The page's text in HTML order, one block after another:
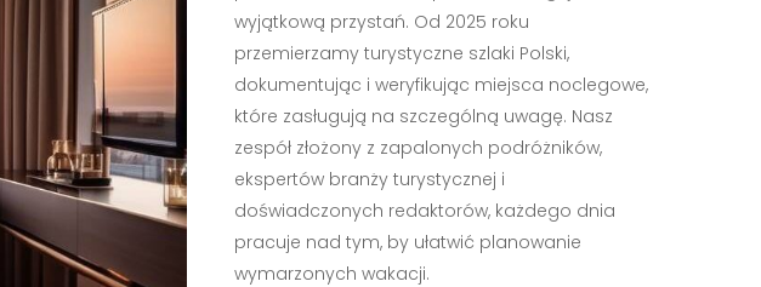
wyjątkową przystań. Od 2025 roku
przemierzamy turystyczne szlaki Polski,
dokumentując i weryfikując miejsca noclegowe,
które zasługują na szczególną uwagę. Nasz
zespół złożony z zapalonych podróżników,
ekspertów branży turystycznej i
doświadczonych redaktorów, każdego dnia
pracuje nad tym, by ułatwić planowanie
wymarzonych wakacji.